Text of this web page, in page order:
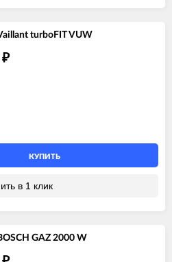
turboFIT VUW
₽
КУПИТЬ
в 1 клик
GAZ 2000 W